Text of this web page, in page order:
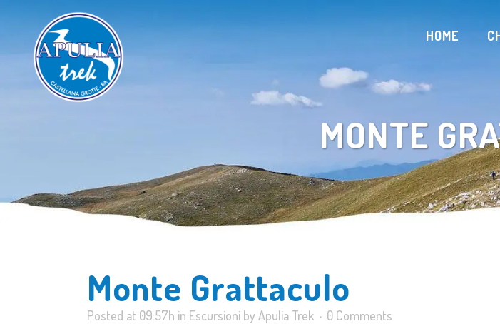
HOME
MONTE
Monte Grattaculo
Posted at 09:57h in Escursioni by Apulia Trek 0 Comments